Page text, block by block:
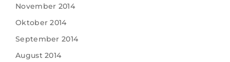
November 2014
Oktober 2014
September 2014
August 2014